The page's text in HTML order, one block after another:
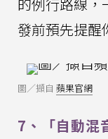
發前預先提醒
圖／擷自 蘋果官網
7、「自動混